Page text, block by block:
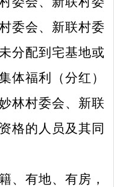
委会、 新联村委
分配到宅基地或
体福利（分红）
林村委会、 新联
格的人员及其同
、有地、有房，